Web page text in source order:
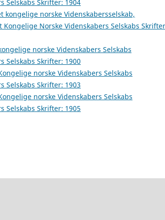
Selskabs Skrifter: 1904
kongelige norske Videnskabersselskab,
Kongelige Norske Videnskabers Selskabs
norske Videnskabers Selskabs
Selskabs Skrifter: 1900
norske Videnskabers Selskabs
Selskabs Skrifter: 1903
norske Videnskabers Selskabs
Selskabs Skrifter: 1905